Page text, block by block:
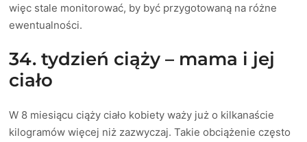
więc stale monitorować, by być przygotowaną na różne
ewentualności.
34. tydzień ciąży – mama i jej
ciało
W 8 miesiącu ciąży ciało kobiety waży już o kilkanaście
kilogramów więcej niż zazwyczaj. Takie obciążenie często